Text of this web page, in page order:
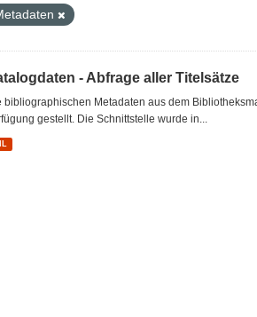
- Abfrage aller Titelsätze
bibliographischen Metadaten aus dem
gestellt. Die Schnittstelle wurde in...